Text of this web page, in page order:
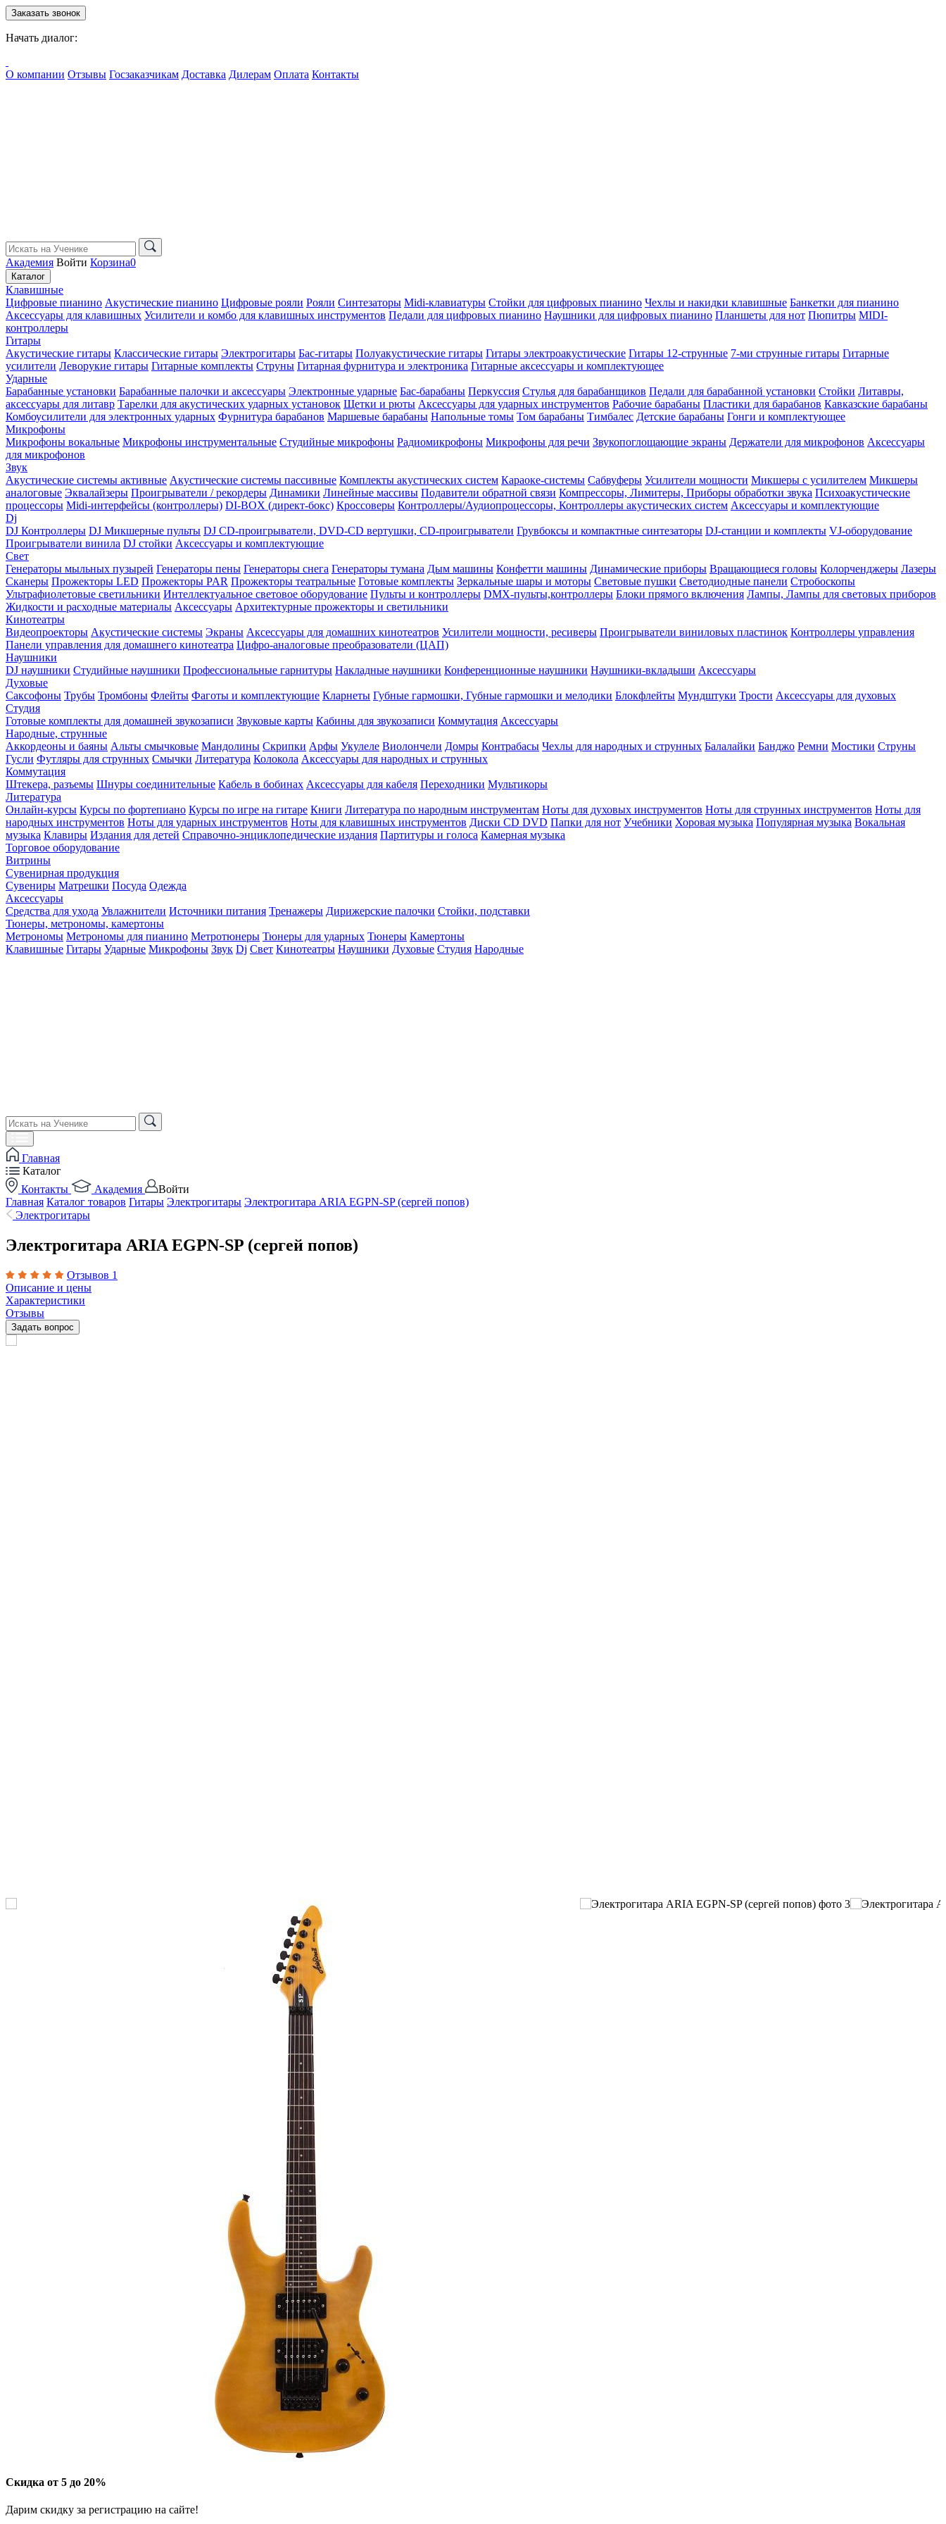
Заказать звонок
Начать диалог:
О компании Отзывы Госзаказчикам Доставка Дилерам Оплата Контакты
Академия Войти Корзина0
Каталог
Клавишные
Цифровые пианино Акустические пианино Цифровые рояли Рояли Синтезаторы Midi-клавиатуры Стойки для цифровых пианино Чехлы и накидки клавишные Банкетки для пианино
Аксессуары для клавишных Усилители и комбо для клавишных инструментов Педали для цифровых пианино Наушники для цифровых пианино Планшеты для нот Пюпитры MIDI-
контроллеры
Гитары
Акустические гитары Классические гитары Электрогитары Бас-гитары Полуакустические гитары Гитары электроакустические Гитары 12-струнные 7-ми струнные гитары Гитарные
усилители Леворукие гитары Гитарные комплекты Струны Гитарная фурнитура и электроника Гитарные аксессуары и комплектующее
Ударные
Барабанные установки Барабанные палочки и аксессуары Электронные ударные Бас-барабаны Перкуссия Стулья для барабанщиков Педали для барабанной установки Стойки Литавры,
аксессуары для литавр Тарелки для акустических ударных установок Щетки и рюты Аксессуары для ударных инструментов Рабочие барабаны Пластики для барабанов Кавказские барабаны
Комбоусилители для электронных ударных Фурнитура барабанов Маршевые барабаны Напольные томы Том барабаны Тимбалес Детские барабаны Гонги и комплектующее
Микрофоны
Микрофоны вокальные Микрофоны инструментальные Студийные микрофоны Радиомикрофоны Микрофоны для речи Звукопоглощающие экраны Держатели для микрофонов Аксессуары
для микрофонов
Звук
Акустические системы активные Акустические системы пассивные Комплекты акустических систем Караоке-системы Сабвуферы Усилители мощности Микшеры с усилителем Микшеры
аналоговые Эквалайзеры Проигрыватели / рекордеры Динамики Линейные массивы Подавители обратной связи Компрессоры, Лимитеры, Приборы обработки звука Психоакустические
процессоры Midi-интерфейсы (контроллеры) DI-BOX (директ-бокс) Кроссоверы Контроллеры/Аудиопроцессоры, Контроллеры акустических систем Аксессуары и комплектующие
Dj
DJ Контроллеры DJ Микшерные пульты DJ CD-проигрыватели, DVD-CD вертушки, CD-проигрыватели Грувбоксы и компактные синтезаторы DJ-станции и комплекты VJ-оборудование
Проигрыватели винила DJ стойки Аксессуары и комплектующие
Свет
Генераторы мыльных пузырей Генераторы пены Генераторы снега Генераторы тумана Дым машины Конфетти машины Динамические приборы Вращающиеся головы Колорченджеры Лазеры
Сканеры Прожекторы LED Прожекторы PAR Прожекторы театральные Готовые комплекты Зеркальные шары и моторы Световые пушки Светодиодные панели Стробоскопы
Ультрафиолетовые светильники Интеллектуальное световое оборудование Пульты и контроллеры DMX-пульты,контроллеры Блоки прямого включения Лампы, Лампы для световых приборов
Жидкости и расходные материалы Аксессуары Архитектурные прожекторы и светильники
Кинотеатры
Видеопроекторы Акустические системы Экраны Аксессуары для домашних кинотеатров Усилители мощности, ресиверы Проигрыватели виниловых пластинок Контроллеры управления
Панели управления для домашнего кинотеатра Цифро-аналоговые преобразователи (ЦАП)
Наушники
DJ наушники Студийные наушники Профессиональные гарнитуры Накладные наушники Конференционные наушники Наушники-вкладыши Аксессуары
Духовые
Саксофоны Трубы Тромбоны Флейты Фаготы и комплектующие Кларнеты Губные гармошки, Губные гармошки и мелодики Блокфлейты Мундштуки Трости Аксессуары для духовых
Студия
Готовые комплекты для домашней звукозаписи Звуковые карты Кабины для звукозаписи Коммутация Аксессуары
Народные, струнные
Аккордеоны и баяны Альты смычковые Мандолины Скрипки Арфы Укулеле Виолончели Домры Контрабасы Чехлы для народных и струнных Балалайки Банджо Ремни Мостики Струны
Гусли Футляры для струнных Смычки Литература Колокола Аксессуары для народных и струнных
Коммутация
Штекера, разъемы Шнуры соединительные Кабель в бобинах Аксессуары для кабеля Переходники Мультикоры
Литература
Онлайн-курсы Курсы по фортепиано Курсы по игре на гитаре Книги Литература по народным инструментам Ноты для духовых инструментов Ноты для струнных инструментов Ноты для
народных инструментов Ноты для ударных инструментов Ноты для клавишных инструментов Диски CD DVD Папки для нот Учебники Хоровая музыка Популярная музыка Вокальная
музыка Клавиры Издания для детей Справочно-энциклопедические издания Партитуры и голоса Камерная музыка
Торговое оборудование
Витрины
Сувенирная продукция
Сувениры Матрешки Посуда Одежда
Аксессуары
Средства для ухода Увлажнители Источники питания Тренажеры Дирижерские палочки Стойки, подставки
Тюнеры, метрономы, камертоны
Метрономы Метрономы для пианино Метротюнеры Тюнеры для ударных Тюнеры Камертоны
Клавишные Гитары Ударные Микрофоны Звук Dj Свет Кинотеатры Наушники Духовые Студия Народные
Главная
Каталог
Контакты
Академия
Войти
Главная Каталог товаров Гитары Электрогитары Электрогитара ARIA EGPN-SP (сергей попов)
Электрогитары
Электрогитара ARIA EGPN-SP (сергей попов)
Отзывов 1
Описание и цены
Характеристики
Отзывы
Задать вопрос
Скидка от 5 до 20%
Дарим скидку за регистрацию на сайте!